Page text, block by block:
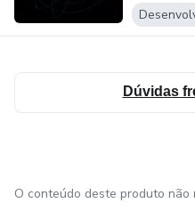
Dúvidas
O conteúdo deste produto